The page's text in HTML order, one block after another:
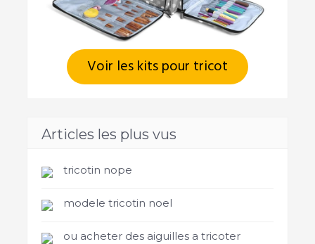
Voir les kits pour tricot
Articles les plus vus
tricotin nope
modele tricotin noel
ou acheter des aiguilles a tricoter